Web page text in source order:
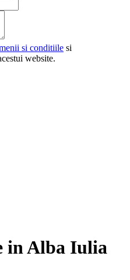
si conditiile si
website.
in Alba Iulia